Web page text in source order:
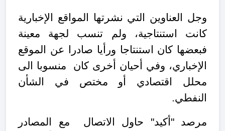
وجل العناوين التي نشرتها المواقع الإخبارية
كانت استنتاجية، ولم تنسب لجهة معينة
فبعضها كان استنتاجا ورأيا صادرا عن الموقع
الإخباري، وفي أحيان أخرى كان منسوبا الى
محلل اقتصادي أو مختص في الشأن
النفطي.
مرصد "أكيد" حاول الاتصال مع المصادر